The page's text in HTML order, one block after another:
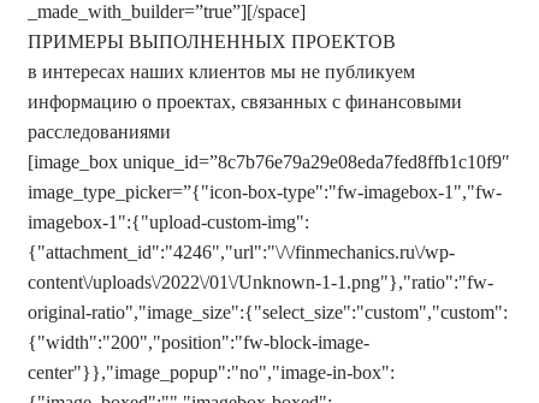
_made_with_builder=”true”][/space]
ПРИМЕРЫ ВЫПОЛНЕННЫХ ПРОЕКТОВ
в интересах наших клиентов мы не публикуем
информацию о проектах, связанных с финансовыми
расследованиями
[image_box unique_id=”8c7b76e79a29e08eda7fed8ffb1c10f9″
image_type_picker=”{"icon-box-type":"fw-imagebox-1","fw-
imagebox-1":{"upload-custom-img":
{"attachment_id":"4246","url":"\/\/finmechanics.ru\/wp-
content\/uploads\/2022\/01\/Unknown-1-1.png"},"ratio":"fw-
original-ratio","image_size":{"select_size":"custom","custom":
{"width":"200","position":"fw-block-image-
center"}},"image_popup":"no","image-in-box":